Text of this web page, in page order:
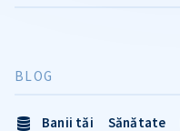
BLOG
Banii tăi Sănătate